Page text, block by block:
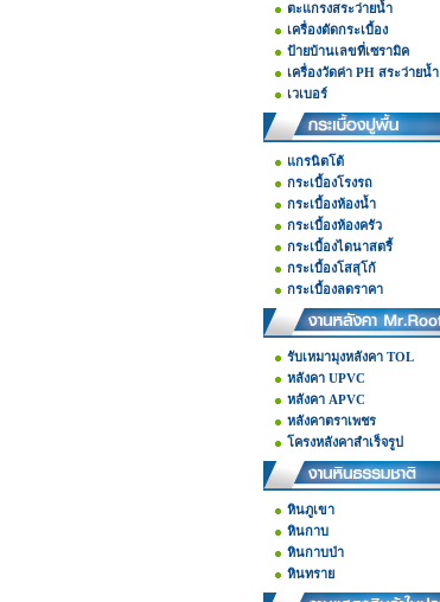
ตะแกรงสระว่ายน้ำ
เครื่องตัดกระเบื้อง
ป้ายบ้านเลขที่เซรามิค
เครื่องวัดค่า PH สระว่ายน้ำ
เวเบอร์
แกรนิตโต้
กระเบื้องโรงรถ
กระเบื้องห้องน้ำ
กระเบื้องห้องครัว
กระเบื้องไดนาสตรี้
กระเบื้องโสสุโก้
กระเบื้องลดราคา
รับเหมามุงหลังคา TOL
หลังคา UPVC
หลังคา APVC
หลังคาตราเพชร
โครงหลังคาสำเร็จรูป
หินภูเขา
หินกาบ
หินกาบป่า
หินทราย